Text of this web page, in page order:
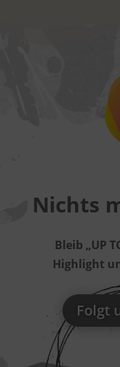
Nichts
Bleib „UP
Highlight
Folgt